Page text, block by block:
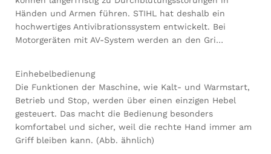
Händen und Armen führen. STIHL hat deshalb ein
hochwertiges Antivibrationssystem entwickelt. Bei
Motorgeräten mit AV-System werden an den Gri…
Einhebelbedienung
Die Funktionen der Maschine, wie Kalt- und Warmstart,
Betrieb und Stop, werden über einen einzigen Hebel
gesteuert. Das macht die Bedienung besonders
komfortabel und sicher, weil die rechte Hand immer am
Griff bleiben kann. (Abb. ähnlich)